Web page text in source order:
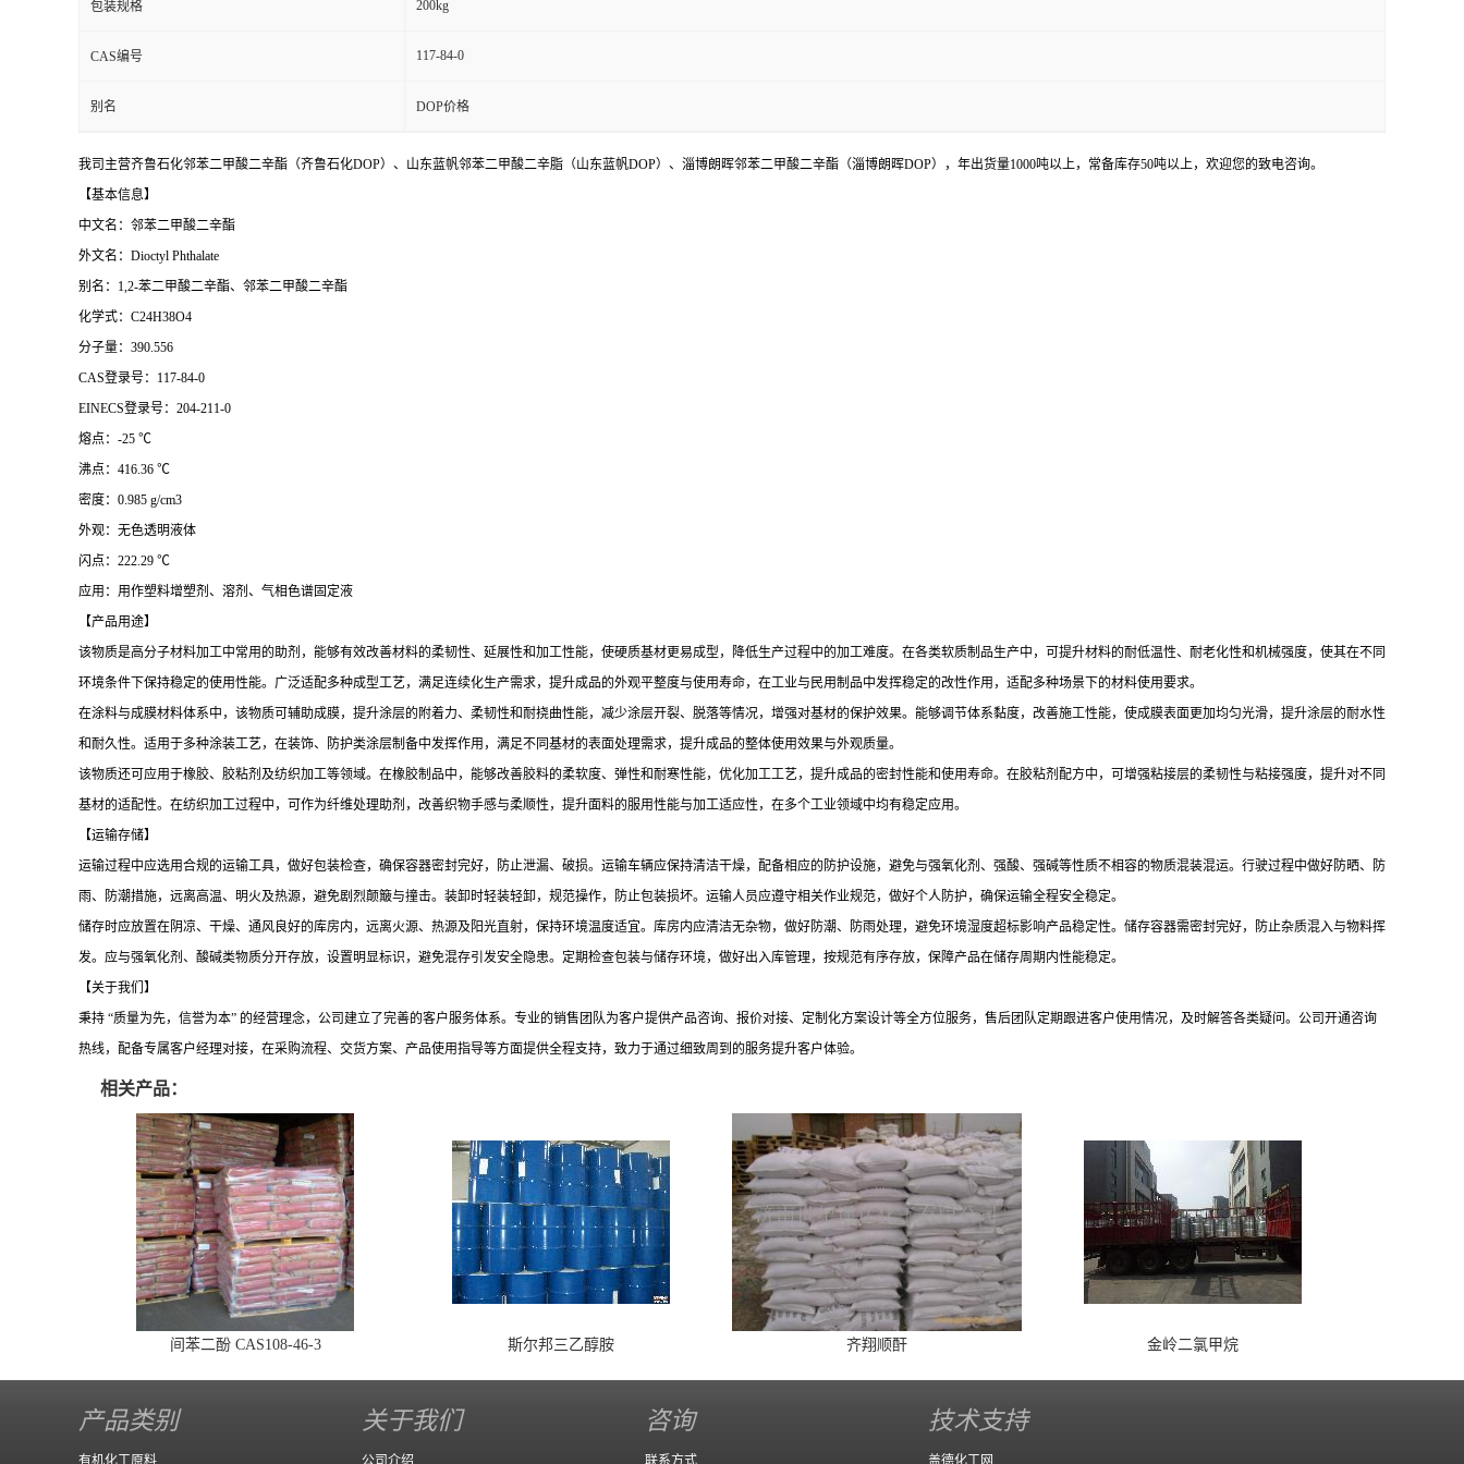
包装规格 200kg
CAS编号 117-84-0
别名 DOP价格
我司主营齐鲁石化邻苯二甲酸二辛酯（齐鲁石化DOP）、山东蓝帆邻苯二甲酸二辛脂（山东蓝帆DOP）、淄博朗晖邻苯二甲酸二辛酯（淄博朗晖DOP），年出货量1000吨以上，常备库存50吨以上，欢迎您的致电咨询。
【基本信息】
中文名：邻苯二甲酸二辛酯
外文名：Dioctyl Phthalate
别名：1,2-苯二甲酸二辛酯、邻苯二甲酸二辛酯
化学式：C24H38O4
分子量：390.556
CAS登录号：117-84-0
EINECS登录号：204-211-0
熔点：-25 ℃
沸点：416.36 ℃
密度：0.985 g/cm3
外观：无色透明液体
闪点：222.29 ℃
应用：用作塑料增塑剂、溶剂、气相色谱固定液
【产品用途】
该物质是高分子材料加工中常用的助剂，能够有效改善材料的柔韧性、延展性和加工性能，使硬质基材更易成型，降低生产过程中的加工难度。在各类软质制品生产中，可提升材料的耐低温性、耐老化性和机械强度，使其在不同
环境条件下保持稳定的使用性能。广泛适配多种成型工艺，满足连续化生产需求，提升成品的外观平整度与使用寿命，在工业与民用制品中发挥稳定的改性作用，适配多种场景下的材料使用要求。
在涂料与成膜材料体系中，该物质可辅助成膜，提升涂层的附着力、柔韧性和耐挠曲性能，减少涂层开裂、脱落等情况，增强对基材的保护效果。能够调节体系黏度，改善施工性能，使成膜表面更加均匀光滑，提升涂层的耐水性
和耐久性。适用于多种涂装工艺，在装饰、防护类涂层制备中发挥作用，满足不同基材的表面处理需求，提升成品的整体使用效果与外观质量。
该物质还可应用于橡胶、胶粘剂及纺织加工等领域。在橡胶制品中，能够改善胶料的柔软度、弹性和耐寒性能，优化加工工艺，提升成品的密封性能和使用寿命。在胶粘剂配方中，可增强粘接层的柔韧性与粘接强度，提升对不同
基材的适配性。在纺织加工过程中，可作为纤维处理助剂，改善织物手感与柔顺性，提升面料的服用性能与加工适应性，在多个工业领域中均有稳定应用。
【运输存储】
运输过程中应选用合规的运输工具，做好包装检查，确保容器密封完好，防止泄漏、破损。运输车辆应保持清洁干燥，配备相应的防护设施，避免与强氧化剂、强酸、强碱等性质不相容的物质混装混运。行驶过程中做好防晒、防
雨、防潮措施，远离高温、明火及热源，避免剧烈颠簸与撞击。装卸时轻装轻卸，规范操作，防止包装损坏。运输人员应遵守相关作业规范，做好个人防护，确保运输全程安全稳定。
储存时应放置在阴凉、干燥、通风良好的库房内，远离火源、热源及阳光直射，保持环境温度适宜。库房内应清洁无杂物，做好防潮、防雨处理，避免环境湿度超标影响产品稳定性。储存容器需密封完好，防止杂质混入与物料挥
发。应与强氧化剂、酸碱类物质分开存放，设置明显标识，避免混存引发安全隐患。定期检查包装与储存环境，做好出入库管理，按规范有序存放，保障产品在储存周期内性能稳定。
【关于我们】
秉持 “质量为先，信誉为本” 的经营理念，公司建立了完善的客户服务体系。专业的销售团队为客户提供产品咨询、报价对接、定制化方案设计等全方位服务，售后团队定期跟进客户使用情况，及时解答各类疑问。公司开通咨询
热线，配备专属客户经理对接，在采购流程、交货方案、产品使用指导等方面提供全程支持，致力于通过细致周到的服务提升客户体验。
相关产品：
间苯二酚 CAS108-46-3 斯尔邦三乙醇胺 齐翔顺酐 金岭二氯甲烷
产品类别
有机化工原料
关于我们
公司介绍
咨询
联系方式
技术支持
盖德化工网